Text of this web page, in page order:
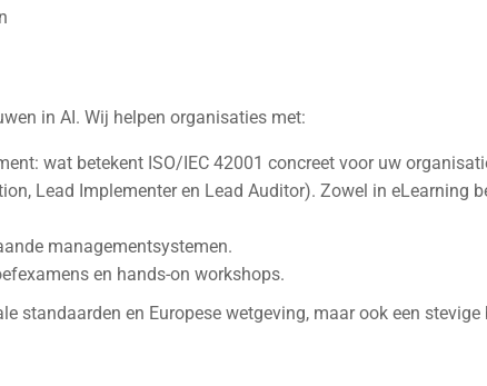
in AI. Wij helpen organisaties met:
wat betekent ISO/IEC 42001 concreet voor uw
Lead Implementer en Lead Auditor). Zowel in eLearning
managementsystemen.
en hands-on workshops.
standaarden en Europese wetgeving, maar ook een stevige